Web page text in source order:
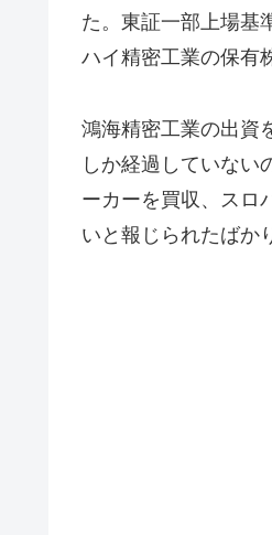
た。東証一部上場基
ハイ精密工業の保有
鴻海精密工業の出資
しか経過していない
ーカーを買収、スロ
いと報じられたばか